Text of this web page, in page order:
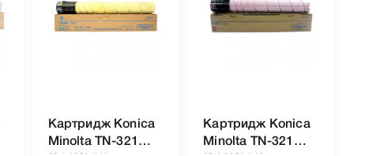
Картридж Konica
Minolta TN-321Y
Картридж Konica
Minolta TN-321M